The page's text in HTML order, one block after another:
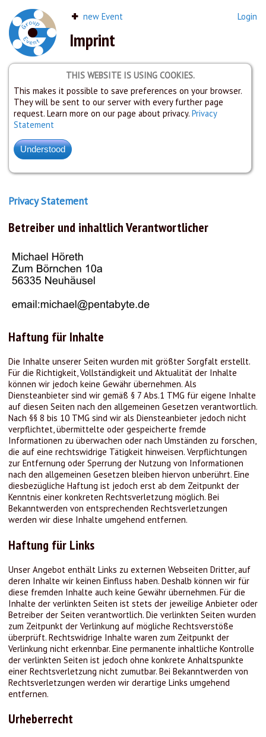
new Event Login
Imprint
THIS WEBSITE IS USING COOKIES.
This makes it possible to save preferences on your browser.
They will be sent to our server with every further page
request. Learn more on our page about privacy. Privacy
Statement
Privacy Statement
Betreiber und inhaltlich Verantwortlicher
Haftung für Inhalte
Die Inhalte unserer Seiten wurden mit größter Sorgfalt erstellt.
Für die Richtigkeit, Vollständigkeit und Aktualität der Inhalte
können wir jedoch keine Gewähr übernehmen. Als
Diensteanbieter sind wir gemäß § 7 Abs.1 TMG für eigene Inhalte
auf diesen Seiten nach den allgemeinen Gesetzen verantwortlich.
Nach §§ 8 bis 10 TMG sind wir als Diensteanbieter jedoch nicht
verpflichtet, übermittelte oder gespeicherte fremde
Informationen zu überwachen oder nach Umständen zu forschen,
die auf eine rechtswidrige Tätigkeit hinweisen. Verpflichtungen
zur Entfernung oder Sperrung der Nutzung von Informationen
nach den allgemeinen Gesetzen bleiben hiervon unberührt. Eine
diesbezügliche Haftung ist jedoch erst ab dem Zeitpunkt der
Kenntnis einer konkreten Rechtsverletzung möglich. Bei
Bekanntwerden von entsprechenden Rechtsverletzungen
werden wir diese Inhalte umgehend entfernen.
Haftung für Links
Unser Angebot enthält Links zu externen Webseiten Dritter, auf
deren Inhalte wir keinen Einfluss haben. Deshalb können wir für
diese fremden Inhalte auch keine Gewähr übernehmen. Für die
Inhalte der verlinkten Seiten ist stets der jeweilige Anbieter oder
Betreiber der Seiten verantwortlich. Die verlinkten Seiten wurden
zum Zeitpunkt der Verlinkung auf mögliche Rechtsverstöße
überprüft. Rechtswidrige Inhalte waren zum Zeitpunkt der
Verlinkung nicht erkennbar. Eine permanente inhaltliche Kontrolle
der verlinkten Seiten ist jedoch ohne konkrete Anhaltspunkte
einer Rechtsverletzung nicht zumutbar. Bei Bekanntwerden von
Rechtsverletzungen werden wir derartige Links umgehend
entfernen.
Urheberrecht